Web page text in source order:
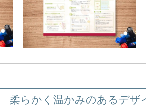
柔らかく温かみのあるデザ